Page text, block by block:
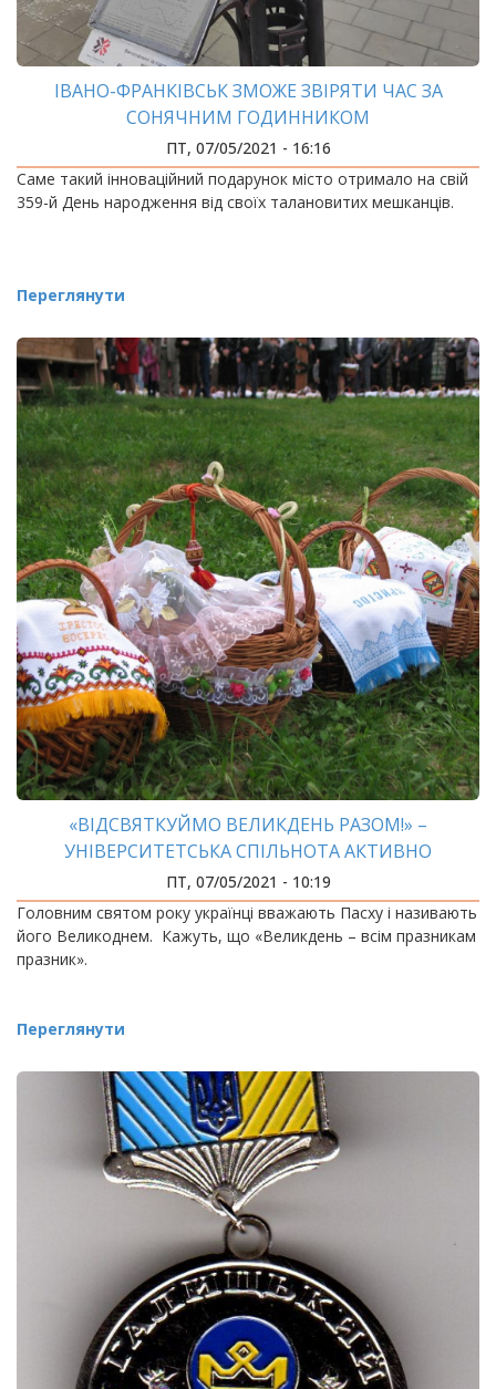
ІВАНО-ФРАНКІВСЬК ЗМОЖЕ ЗВІРЯТИ ЧАС ЗА
СОНЯЧНИМ ГОДИННИКОМ
ПТ, 07/05/2021 - 16:16
Саме такий інноваційний подарунок місто отримало на свій
359-й День народження від своїх талановитих мешканців.
Переглянути
«ВІДСВЯТКУЙМО ВЕЛИКДЕНЬ РАЗОМ!» –
УНІВЕРСИТЕТСЬКА СПІЛЬНОТА АКТИВНО
ВІДГУКНУЛАСЬ НА ФЛЕШМОБ ЦКІДС
ПТ, 07/05/2021 - 10:19
​​​​​​​Головним святом року українці вважають Пасху і називають
його Великоднем. Кажуть, що «Великдень – всім празникам
празник».
Переглянути